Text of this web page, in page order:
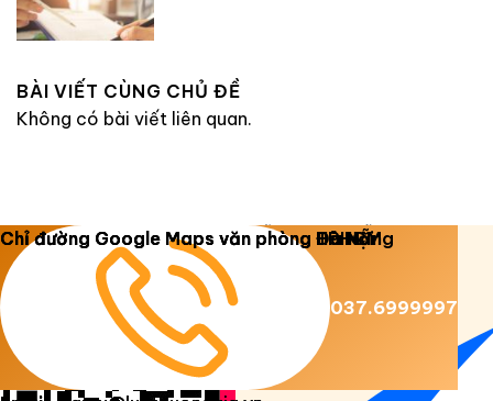
BÀI VIẾT CÙNG CHỦ ĐỀ
Không có bài viết liên quan.
Copyright 2026 © Luật Dương Gia